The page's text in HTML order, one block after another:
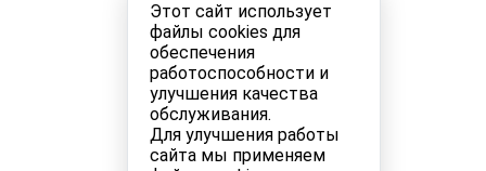
Этот сайт использует
файлы cookies для
обеспечения
работоспособности и
улучшения качества
обслуживания.
Для улучшения работы
сайта мы применяем